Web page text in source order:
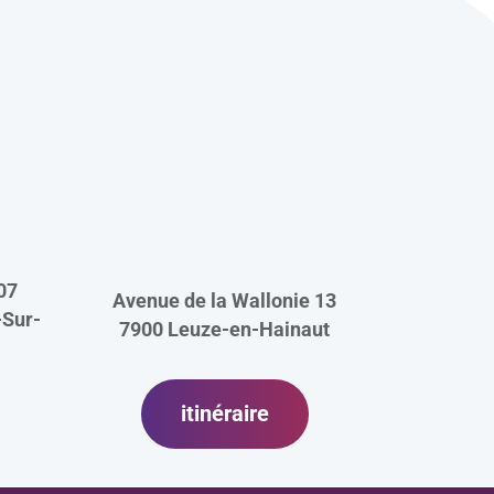
Avenue de la Wallonie 13
7900 Leuze-en-Hainaut
itinéraire